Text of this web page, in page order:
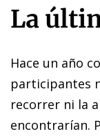
La
Hace un año
participantes
recorrer ni la
encontrarían.